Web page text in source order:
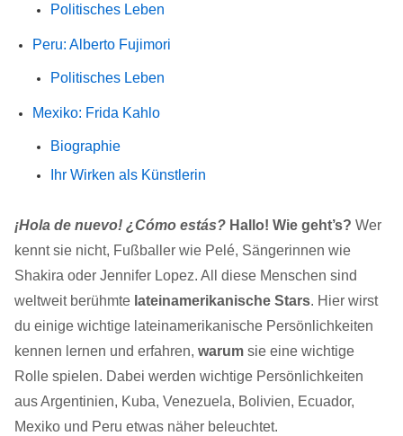
Politisches Leben
Peru: Alberto Fujimori
Politisches Leben
Mexiko: Frida Kahlo
Biographie
Ihr Wirken als Künstlerin
¡Hola de nuevo! ¿Cómo estás? Hallo! Wie geht’s? Wer
kennt sie nicht, Fußballer wie Pelé, Sängerinnen wie
Shakira oder Jennifer Lopez. All diese Menschen sind
weltweit berühmte lateinamerikanische Stars. Hier wirst
du einige wichtige lateinamerikanische Persönlichkeiten
kennen lernen und erfahren, warum sie eine wichtige
Rolle spielen. Dabei werden wichtige Persönlichkeiten
aus Argentinien, Kuba, Venezuela, Bolivien, Ecuador,
Mexiko und Peru etwas näher beleuchtet.